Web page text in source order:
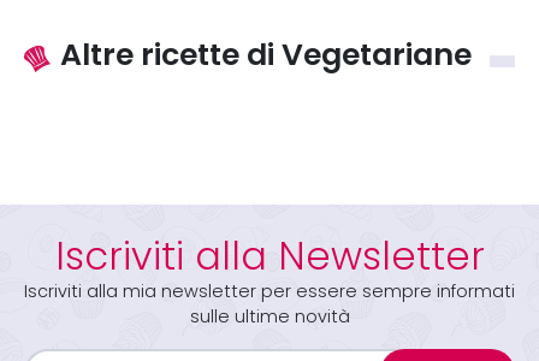
Altre ricette di Vegetariane
Iscriviti alla Newsletter
Iscriviti alla mia newsletter per essere sempre informati
sulle ultime novità